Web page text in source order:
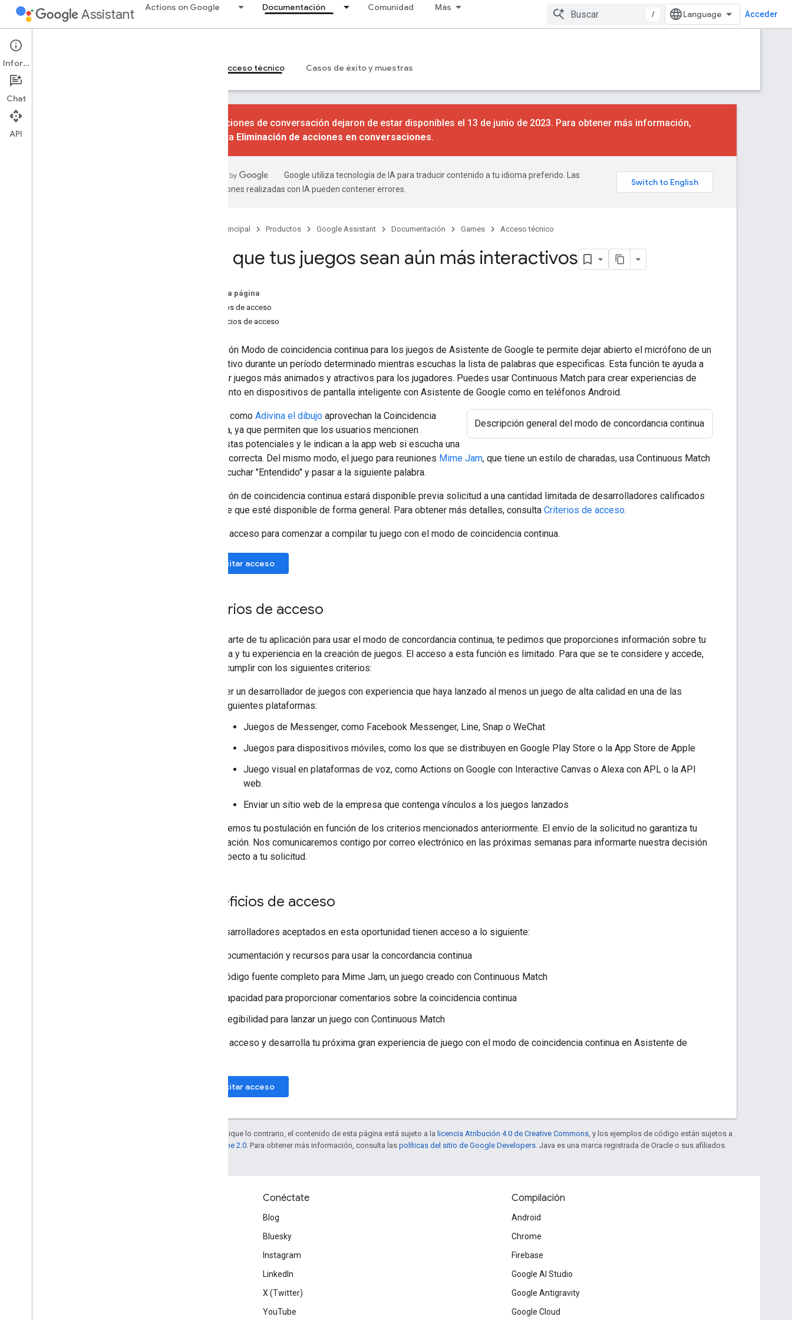
Assistant Actions on Google Documentación Comunidad Más
/ Acceder
Games
Página principal Acceso técnico Casos de éxito y muestras
Las acciones de conversación dejaron de estar disponibles el 13 de junio de 2023. Para obtener más información,
consulta Eliminación de acciones en conversaciones.
Google utiliza tecnología de IA para traducir contenido a tu idioma preferido. Las
traducciones realizadas con IA pueden contener errores.
Página principal Productos Google Assistant Documentación Games Acceso técnico
Haz que tus juegos sean aún más interactivos
En esta página
Criterios de acceso
Beneficios de acceso
La función Modo de coincidencia continua para los juegos de Asistente de Google te permite dejar abierto el micrófono de un
dispositivo durante un período determinado mientras escuchas la lista de palabras que especificas. Esta función te ayuda a
compilar juegos más animados y atractivos para los jugadores. Puedes usar Continuous Match para crear experiencias de
juego tanto en dispositivos de pantalla inteligente con Asistente de Google como en teléfonos Android.
Descripción general del modo de concordancia continua
Juegos como Adivina el dibujo aprovechan la Coincidencia
continua, ya que permiten que los usuarios mencionen
respuestas potenciales y le indican a la app web si escucha una
palabra correcta. Del mismo modo, el juego para reuniones Mime Jam, que tiene un estilo de charadas, usa Continuous Match
para escuchar "Entendido" y pasar a la siguiente palabra.
La función de coincidencia continua estará disponible previa solicitud a una cantidad limitada de desarrolladores calificados
antes de que esté disponible de forma general. Para obtener más detalles, consulta Criterios de acceso.
Solicita acceso para comenzar a compilar tu juego con el modo de coincidencia continua.
Solicitar acceso
Criterios de acceso
Como parte de tu aplicación para usar el modo de concordancia continua, te pedimos que proporciones información sobre tu
empresa y tu experiencia en la creación de juegos. El acceso a esta función es limitado. Para que se te considere y accede,
debes cumplir con los siguientes criterios:
Ser un desarrollador de juegos con experiencia que haya lanzado al menos un juego de alta calidad en una de las
siguientes plataformas:
Juegos de Messenger, como Facebook Messenger, Line, Snap o WeChat
Juegos para dispositivos móviles, como los que se distribuyen en Google Play Store o la App Store de Apple
Juego visual en plataformas de voz, como Actions on Google con Interactive Canvas o Alexa con APL o la API
web.
Enviar un sitio web de la empresa que contenga vínculos a los juegos lanzados
Revisaremos tu postulación en función de los criterios mencionados anteriormente. El envío de la solicitud no garantiza tu
participación. Nos comunicaremos contigo por correo electrónico en las próximas semanas para informarte nuestra decisión
con respecto a tu solicitud.
Beneficios de acceso
Los desarrolladores aceptados en esta oportunidad tienen acceso a lo siguiente:
Documentación y recursos para usar la concordancia continua
Código fuente completo para Mime Jam, un juego creado con Continuous Match
Capacidad para proporcionar comentarios sobre la coincidencia continua
Elegibilidad para lanzar un juego con Continuous Match
Solicita acceso y desarrolla tu próxima gran experiencia de juego con el modo de coincidencia continua en Asistente de
Solicitar acceso
Salvo que se indique lo contrario, el contenido de esta página está sujeto a la licencia Atribución 4.0 de Creative Commons , y los ejemplos de código están sujetos a
licencia Apache 2.0 . Para obtener más información, consulta las políticas del sitio de Google Developers . Java es una marca registrada de Oracle o sus afiliados.
Conéctate
Blog
Bluesky
Instagram
LinkedIn
X (Twitter)
YouTube
Compilación
Android
Chrome
Firebase
Google AI Studio
Google Antigravity
Google Cloud
Información
Chat
API